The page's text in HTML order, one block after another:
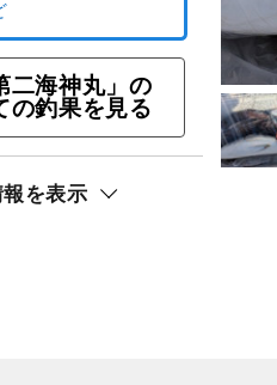
OFF
元
二海神丸」の
の釣果を見る
を表示